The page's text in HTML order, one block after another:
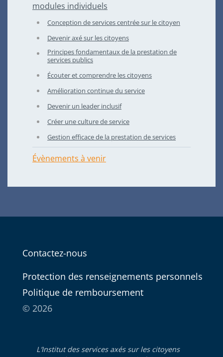
modules individuels
Conception de services centrée sur le citoyen
Devenir axé sur les citoyens
Principes fondamentaux de la prestation de
services publics
Écouter et comprendre les citoyens
Amélioration continue du service
Devenir un leader inclusif
Créer une culture de service
Gestion efficace de la prestation de services
Évènements à venir
Contactez-nous
Protection des renseignements personnels
Politique de remboursement
© 2026
L’Institut des services axés sur les citoyens